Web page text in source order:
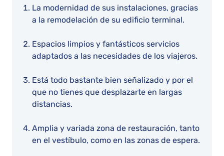
La modernidad de sus instalaciones, gracias
a la remodelación de su edificio terminal.
Espacios limpios y fantásticos servicios
adaptados a las necesidades de los viajeros.
Está todo bastante bien señalizado y por el
que no tienes que desplazarte en largas
distancias.
Amplia y variada zona de restauración, tanto
en el vestíbulo, como en las zonas de espera.